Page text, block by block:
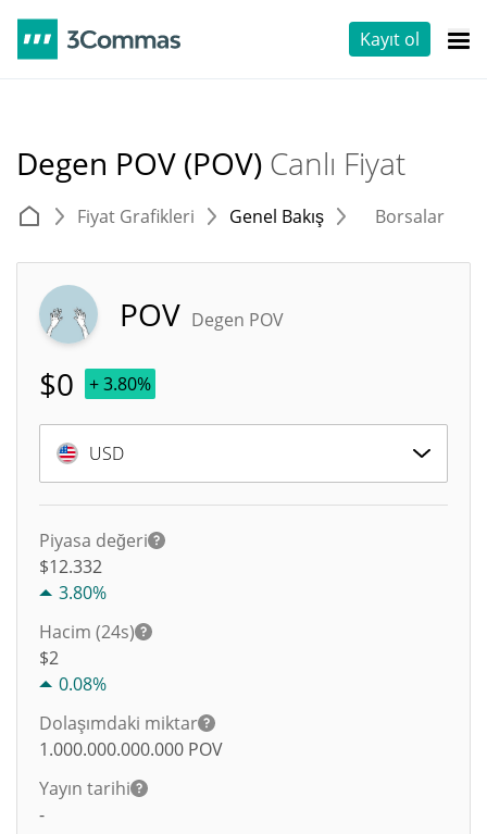
Kayıt ol
Degen POV (POV) Canlı Fiyat
Fiyat Grafikleri Genel Bakış Borsalar
POV Degen POV
$0 + 3.80%
USD
Piyasa değeri
$12.332
3.80%
Hacim (24s)
$2
0.08%
Dolaşımdaki miktar
1.000.000.000.000 POV
Yayın tarihi
-